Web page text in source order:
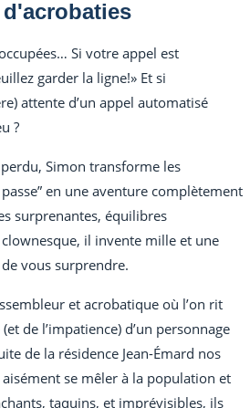
Si votre appel est
garder la ligne!» Et si
attente d’un appel automatisé
?
Simon transforme les
en une aventure complètement
surprenantes, équilibres
il invente mille et une
vous surprendre.
et acrobatique où l’on rit
de l’impatience) d’un personnage
de la résidence Jean-Émard nos
se mêler à la population et
taquins, et imprévisibles, ils